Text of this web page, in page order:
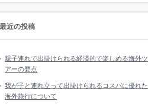
最近の投稿
親子連れで出掛けられる経済的で楽しめる海外ツ
アーの要点
我が子と連れ立って出掛けられるコスパに優れた
海外旅行について